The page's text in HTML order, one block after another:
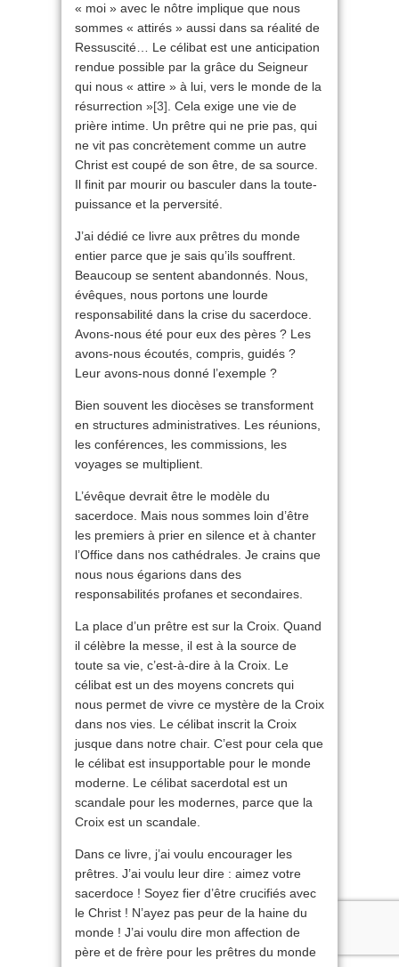
« moi » avec le nôtre implique que nous
sommes « attirés » aussi dans sa réalité de
Ressuscité… Le célibat est une anticipation
rendue possible par la grâce du Seigneur
qui nous « attire » à lui, vers le monde de la
résurrection »[3]. Cela exige une vie de
prière intime. Un prêtre qui ne prie pas, qui
ne vit pas concrètement comme un autre
Christ est coupé de son être, de sa source.
Il finit par mourir ou basculer dans la toute-
puissance et la perversité.
J’ai dédié ce livre aux prêtres du monde
entier parce que je sais qu’ils souffrent.
Beaucoup se sentent abandonnés. Nous,
évêques, nous portons une lourde
responsabilité dans la crise du sacerdoce.
Avons-nous été pour eux des pères ? Les
avons-nous écoutés, compris, guidés ?
Leur avons-nous donné l’exemple ?
Bien souvent les diocèses se transforment
en structures administratives. Les réunions,
les conférences, les commissions, les
voyages se multiplient.
L’évêque devrait être le modèle du
sacerdoce. Mais nous sommes loin d’être
les premiers à prier en silence et à chanter
l’Office dans nos cathédrales. Je crains que
nous nous égarions dans des
responsabilités profanes et secondaires.
La place d’un prêtre est sur la Croix. Quand
il célèbre la messe, il est à la source de
toute sa vie, c’est-à-dire à la Croix. Le
célibat est un des moyens concrets qui
nous permet de vivre ce mystère de la Croix
dans nos vies. Le célibat inscrit la Croix
jusque dans notre chair. C’est pour cela que
le célibat est insupportable pour le monde
moderne. Le célibat sacerdotal est un
scandale pour les modernes, parce que la
Croix est un scandale.
Dans ce livre, j’ai voulu encourager les
prêtres. J’ai voulu leur dire : aimez votre
sacerdoce ! Soyez fier d’être crucifiés avec
le Christ ! N’ayez pas peur de la haine du
monde ! J’ai voulu dire mon affection de
père et de frère pour les prêtres du monde